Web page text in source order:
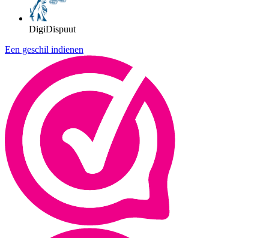
DigiDispuut
Een geschil indienen